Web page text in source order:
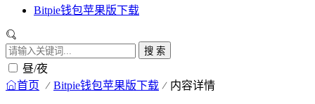
Bitpie钱包苹果版下载
搜 索
昼/夜
首页 Bitpie钱包苹果版下载 内容详情